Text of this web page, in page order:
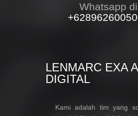
Whatsapp di
LENMARC EXA
DIGITAL
Kami adalah tim yang